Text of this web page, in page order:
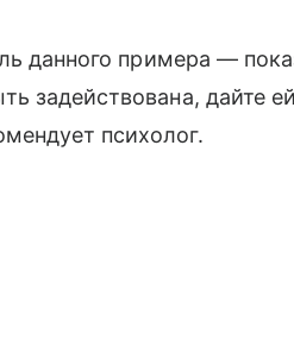
данного примера —
задействована, дайте
психолог.